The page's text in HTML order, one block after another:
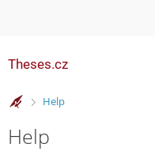
Theses.cz
>Help
Help